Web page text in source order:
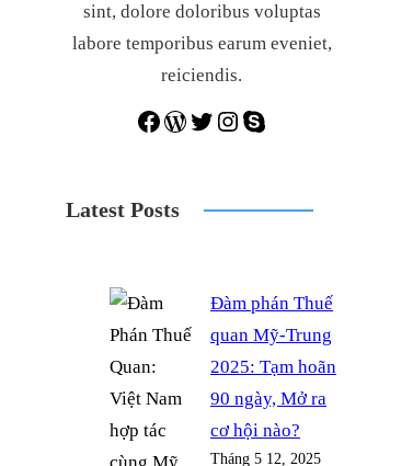
sint, dolore doloribus voluptas
labore temporibus earum eveniet,
reiciendis.
Facebook WordPress Twitter Instagram Skype
Latest Posts
Đàm phán Thuế
quan Mỹ-Trung
2025: Tạm hoãn
90 ngày, Mở ra
cơ hội nào?
Tháng 5 12, 2025